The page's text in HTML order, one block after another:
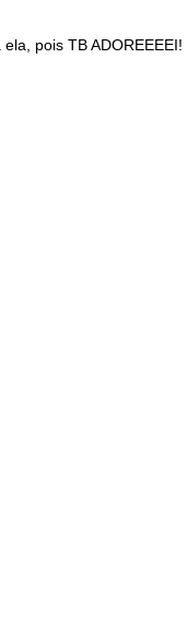
pois TB ADOREEEEI!